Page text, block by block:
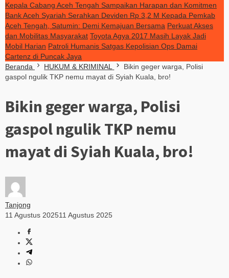
Kepala Cabang Aceh Tengah Sampaikan Harapan dan Komitmen
Bank Aceh Syariah Serahkan Deviden Rp 3,2 M Kepada Pemkab
Aceh Tengah, Satumin: Demi Kemajuan Bersama Perkuat Akses
dan Mobilitas Masyarakat Toyota Agya 2017 Masih Layak Jadi
Mobil Harian Patroli Humanis Satgas Kepolisian Ops Damai
Cartenz di Puncak Jaya
Beranda
HUKUM & KRIMINAL
Bikin geger warga, Polisi
gaspol ngulik TKP nemu mayat di Syiah Kuala, bro!
Bikin geger warga, Polisi
gaspol ngulik TKP nemu
mayat di Syiah Kuala, bro!
Tanjong
11 Agustus 202511 Agustus 2025